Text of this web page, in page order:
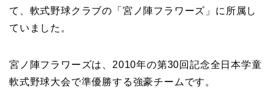
て、軟式野球クラブの「宮ノ陣フラワーズ」に所属し
ていました。
宮ノ陣フラワーズは、2010年の第30回記念全日本学童
軟式野球大会で準優勝する強豪チームです。